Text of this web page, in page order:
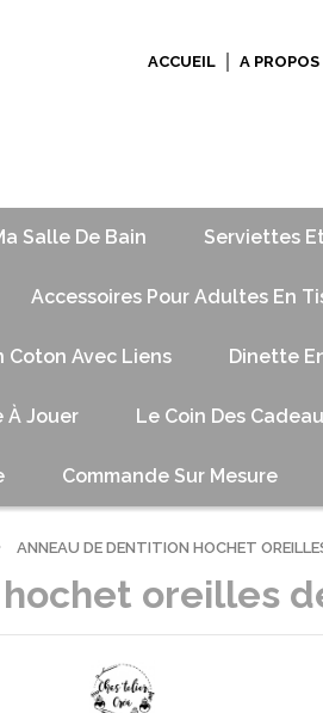
ACCUEIL A
Salle De Bain Serviettes
Accessoires Pour Adultes En
Coton Avec Liens Dinette
À Jouer Le Coin Des
Commande Sur Mesure
ANNEAU DE DENTITION HOCHET
oreilles